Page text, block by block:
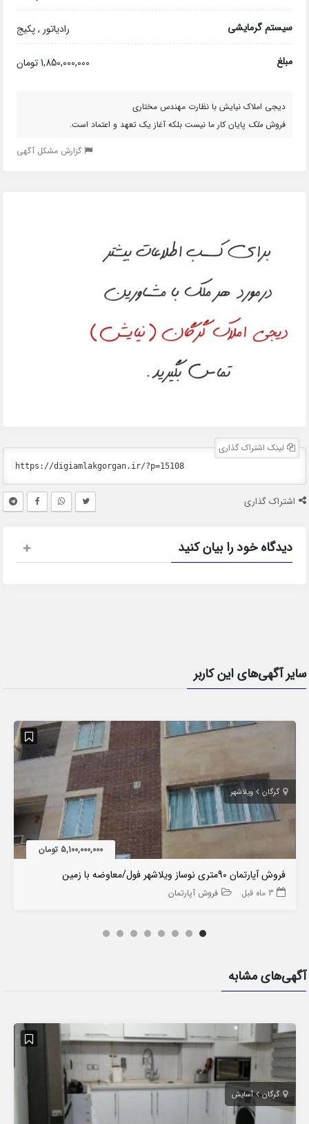
سیستم گرمایشی رادیاتور , پکیج
مبلغ 1,850,000,000 تومان
دیجی املاک نیایش با نظارت مهندس مختاری
فروشملک پایان کار ما نیست بلکه آغاز یک تعهد و اعتماد است.
گزارش مشکل آگهی
لینک اشتراک گذاری
اشتراک گذاری
دیدگاه خود را بیان کنید
سایر آگهی‌های این کاربر
گرگان ویلاشهر
5,100,000,000 تومان
فروش آپارتمان 90متری نوساز ویلاشهر فول/معاوضه با زمین
3 ماه قبل فروش آپارتمان
آگهی‌های مشابه
گرگان آسایش